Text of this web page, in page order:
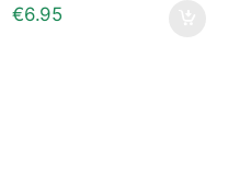
€6.95